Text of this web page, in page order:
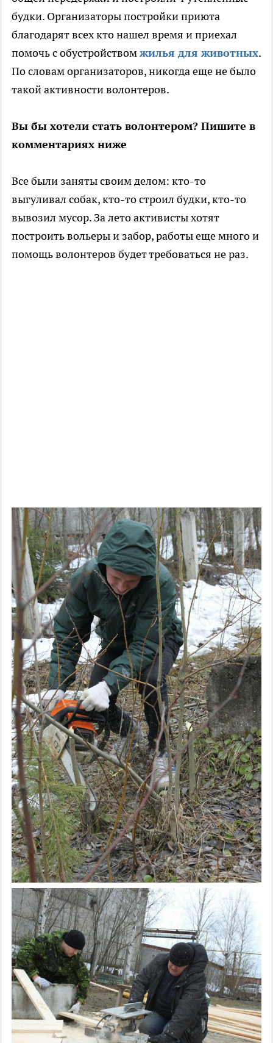
будки. Организаторы постройки приюта
благодарят всех кто нашел время и приехал
помочь с обустройствомжилья для животных.
По словам организаторов, никогда еще не было
такой активности волонтеров.
Вы бы хотели стать волонтером? Пишите в
комментариях ниже
Все были заняты своим делом: кто-то
выгуливал собак, кто-то строил будки, кто-то
вывозил мусор. За лето активисты хотят
построить вольеры и забор, работы еще много и
помощь волонтеров будет требоваться не раз.